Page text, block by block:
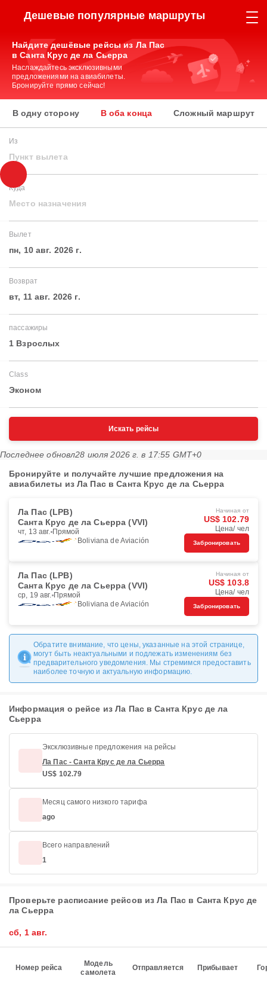
Дешевые популярные маршруты
Найдите дешёвые рейсы из Ла Пас
в Санта Крус де ла Сьерра
Наслаждайтесь эксклюзивными
предложениями на авиабилеты.
Бронируйте прямо сейчас!
В одну сторону В оба конца Сложный маршрут
Из
Пункт вылета
Куда
Место назначения
Вылет
пн, 10 авг. 2026 г.
Возврат
вт, 11 авг. 2026 г.
пассажиры
1 Взрослых
Class
Эконом
Искать рейсы
Последнее обновл28 июля 2026 г. в 17:55 GMT+0
Бронируйте и получайте лучшие предложения на
авиабилеты из Ла Пас в Санта Крус де ла Сьерра
Ла Пас (LPB)
Санта Крус де ла Сьерра (VVI)
чт, 13 авг. Прямой
Boliviana de Aviación
Начиная от
US$ 102.79
Цена/ чел
Забронировать
Ла Пас (LPB)
Санта Крус де ла Сьерра (VVI)
ср, 19 авг. Прямой
Boliviana de Aviación
Начиная от
US$ 103.8
Цена/ чел
Забронировать
Обратите внимание, что цены, указанные на этой странице,
могут быть неактуальными и подлежать изменениям без
предварительного уведомления. Мы стремимся предоставить
наиболее точную и актуальную информацию.
Информация о рейсе из Ла Пас в Санта Крус де ла
Сьерра
Эксклюзивные предложения на рейсы
Ла Пас - Санта Крус де ла Сьерра
US$ 102.79
Месяц самого низкого тарифа
ago
Всего направлений
1
Проверьте расписание рейсов из Ла Пас в Санта Крус де
ла Сьерра
сб, 1 авг.
Номер рейса
Модель
самолета
Отправляется Прибывает